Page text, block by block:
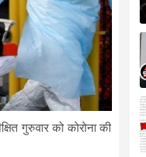
गुरुवार को कोरोना की